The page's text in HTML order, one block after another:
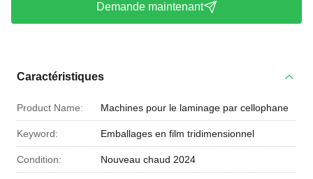
Demande maintenant
Caractéristiques
Product Name: Machines pour le laminage par cellophane
Keyword: Emballages en film tridimensionnel
Condition: Nouveau chaud 2024